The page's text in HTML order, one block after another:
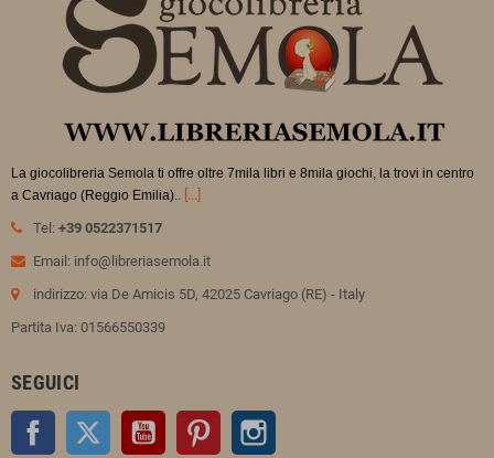
La giocolibreria Semola ti offre oltre 7mila libri e 8mila giochi, la trovi in centro
a Cavriago (Reggio Emilia).. [...]
Tel: +39 0522371517
Email: info@libreriasemola.it
indirizzo: via De Amicis 5D, 42025 Cavriago (RE) - Italy
Partita Iva: 01566550339
SEGUICI
Facebook Twitter YouTube Pinterest